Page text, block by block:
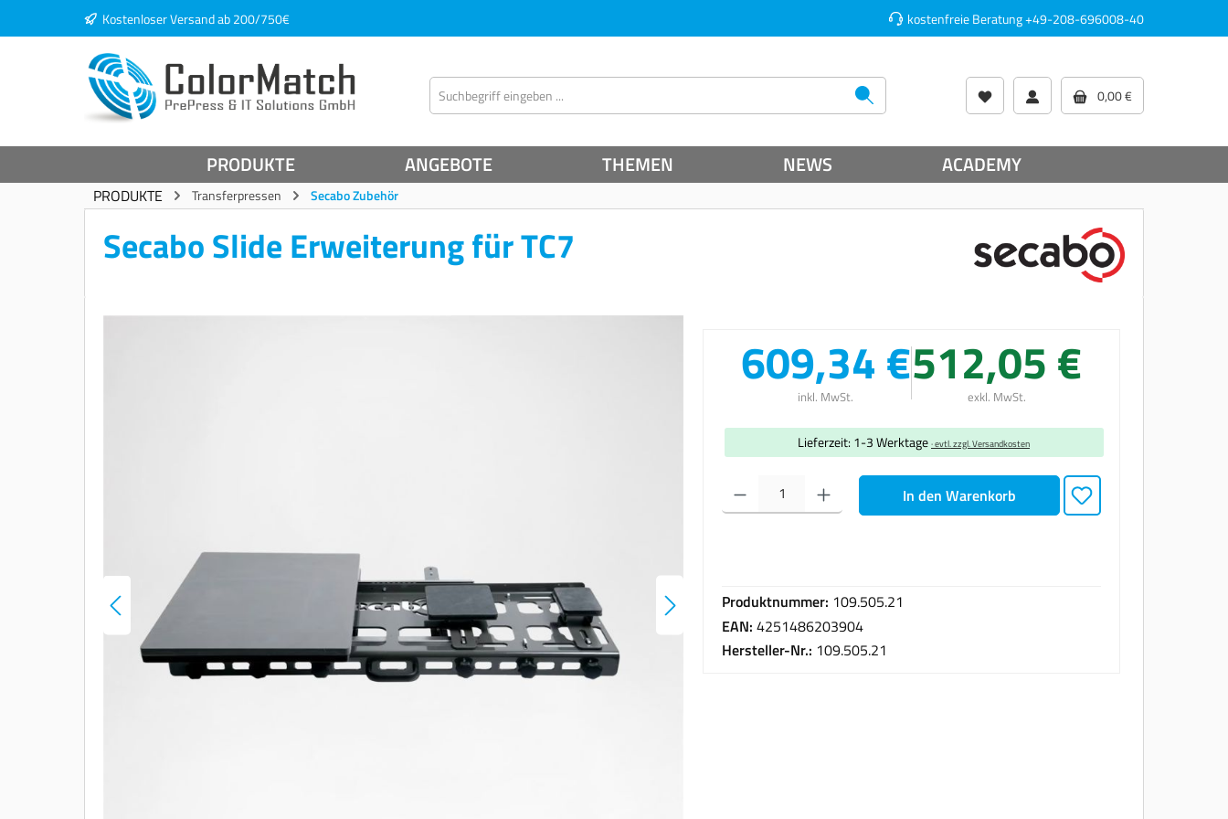
Zur Hauptnavigation springen
Kostenloser Versand ab 200/750€ kostenfreie Beratung+49-208-696008-40
0,00 €
PRODUKTE ANGEBOTE THEMEN NEWS ACADEMY
PRODUKTE Transferpressen Secabo Zubehör
Secabo Slide Erweiterung für TC7
609,34 €
inkl. MwSt.
512,05 €
exkl. MwSt.
Lieferzeit: 1-3 Werktage· evtl. zzgl. Versandkosten
Produkt Anzahl: Gib den gewünschten Wert ein oder benutze die Schaltflächen um die Anzahl zu erhöhen oder
In den Warenkorb
Produktnummer: 109.505.21
EAN: 4251486203904
Hersteller-Nr.: 109.505.21